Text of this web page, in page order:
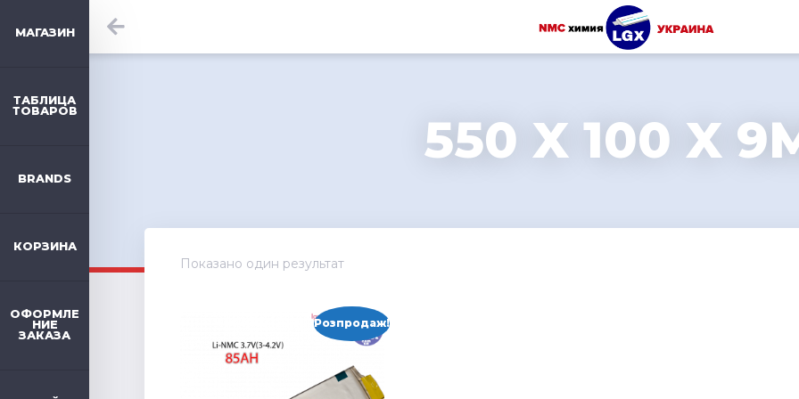
МАГАЗИН
ТАБЛИЦА
ТОВАРОВ
BRANDS
КОРЗИНА
ОФОРМЛЕ
НИЕ
ЗАКАЗА
550 X 100 X
Показано один результат
Розпродаж!